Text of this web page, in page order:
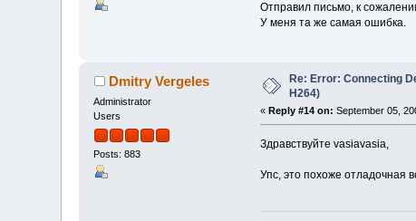
Отправил письмо, к
У меня та же самая ошибка.
Dmitry Vergeles
Administrator
Users
Posts: 883
Re: Error: Connecting
H264)
« Reply #14 on: September 05,
Здравствуйте vasiavasia,
Упс, это похоже отладочная